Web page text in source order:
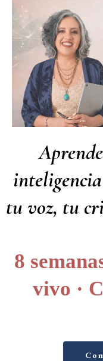
tu voz, tu
8
vivo ·